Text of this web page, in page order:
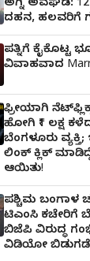
ಅಗ್ನಿ ಅವಘಡ:
ದಹನ, ಹಲವರಿಗೆ
ಪತ್ನಿಗೆ ಕೈಕೊಟ್ಟ
ವಿವಾಹವಾದ
ಫ್ರೀಯಾಗಿ
ಹೋಗಿ ₹1 ಲಕ್ಷ
ಬೆಂಗಳೂರು ವ್ಯಕ್ತಿ;
ಲಿಂಕ್ ಕ್ಲಿಕ್
ಆಯಿತು!
ಪಶ್ಚಿಮ ಬಂಗಾಳ
ಟಿಎಂಸಿ ಕಚೇರಿಗೆ
ಬಿಜೆಪಿ ವಿರುದ್ಧ
ವಿಡಿಯೋ ಬಿಡುಗಡೆ